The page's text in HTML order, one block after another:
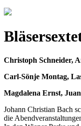
Christoph Schneider,
Carl-Sönje Montag,
Magdalena Ernst,
Johann Christian Bach
die